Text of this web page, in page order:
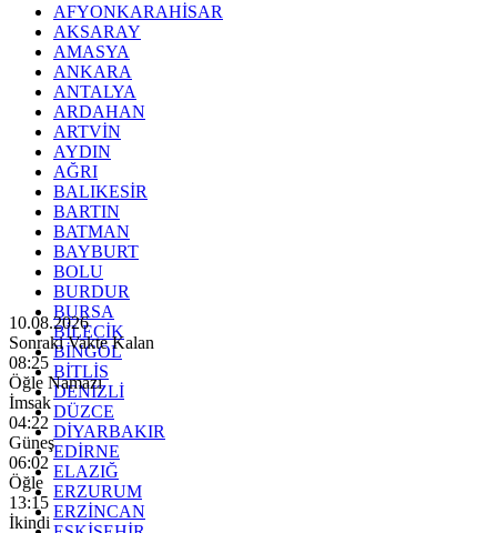
AFYONKARAHİSAR
AKSARAY
AMASYA
ANKARA
ANTALYA
ARDAHAN
ARTVİN
AYDIN
AĞRI
BALIKESİR
BARTIN
BATMAN
BAYBURT
BOLU
BURDUR
BURSA
BİLECİK
BİNGÖL
BİTLİS
DENİZLİ
DÜZCE
DİYARBAKIR
EDİRNE
ELAZIĞ
ERZURUM
ERZİNCAN
10.08.2026
Sonraki Vakte Kalan
08:23
Öğle Namazı
İmsak
04:22
Güneş
06:02
Öğle
13:15
İkindi